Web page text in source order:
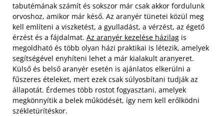
tabutémának számít és sokszor már csak akkor fordulunk
orvoshoz, amikor már késő. Az aranyér tünetei közül meg
kell említeni a viszketést, a gyulladást, a vérzést, az égető
érzést és a fájdalmat. Az aranyér kezelése házilag is
megoldható és több olyan házi praktikai is létezik, amelyek
segítségével enyhíteni lehet a már kialakult aranyeret.
Külső és belső aranyér esetén is ajánlatos elkerülni a
fűszeres ételeket, mert ezek csak súlyosbítani tudják az
állapotát. Érdemes több rostot fogyasztani, amelyek
megkönnyítik a belek működését, így nem kell erőlködni
székletürítéskor.